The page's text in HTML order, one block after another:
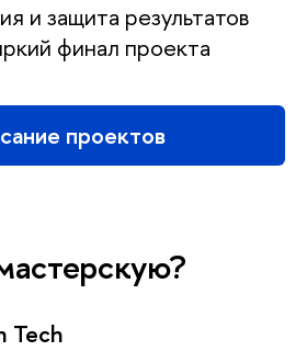
и защита результато
финал проекта
проекто
Tech